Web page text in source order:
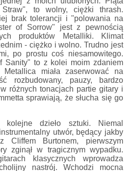
Straw", to wolny, ciężki thrash.
brak tolerancji i "polowania na
of Sorrow" jest z pewnością
produktów Metalliki. Klimat
- ciężko i wolno. Trudno jest
po prostu coś niesamowitego.
Sanity" to z kolei moim zdaniem
miała zaserwować na
rozbudowany, pauzy, bardzo
różnych tonacjach partie gitary i
sprawiają, że słucha się go
kolejne dzieło sztuki. Niemal
utwór, będący jakby
Cliffem Burtonem, pierwszym
zginął w tragicznym wypadku.
klasycznych wprowadza
nastrój. Wchodzi mocna